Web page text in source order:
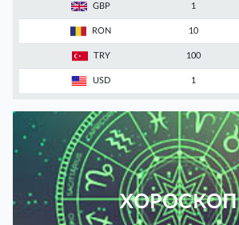
GBP 1
RON 10
TRY 100
USD 1
ХОРОСКОП